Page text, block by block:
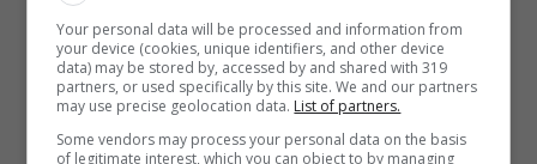
Your personal data will be processed and information from
your device (cookies, unique identifiers, and other device
data) may be stored by, accessed by and shared with 319
partners, or used specifically by this site. We and our partners
may use precise geolocation data. List of partners.
Some vendors may process your personal data on the basis
of legitimate interest, which you can object to by managing